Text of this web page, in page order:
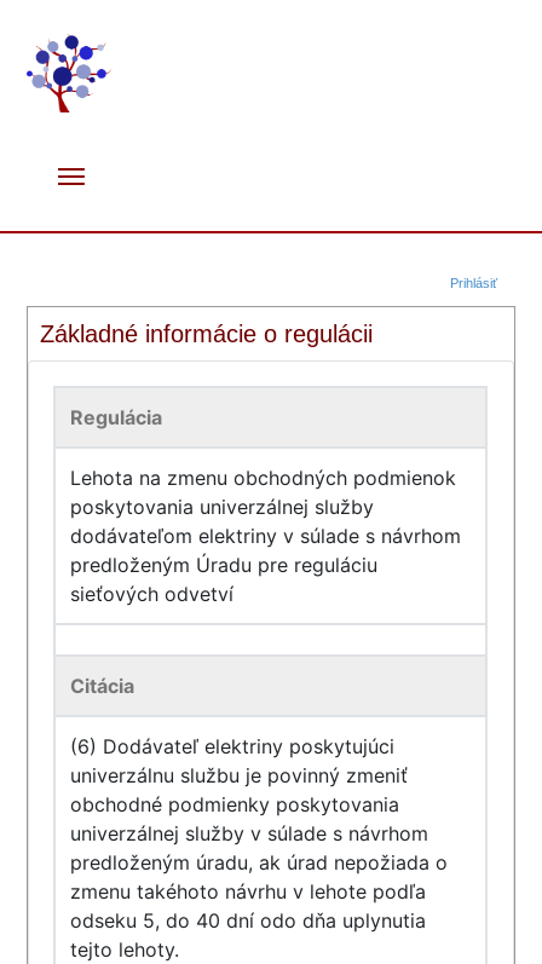
Prihlásiť
Základné informácie o regulácii
Regulácia
Lehota na zmenu obchodných podmienok
poskytovania univerzálnej služby
dodávateľom elektriny v súlade s návrhom
predloženým Úradu pre reguláciu
sieťových odvetví
Citácia
(6) Dodávateľ elektriny poskytujúci
univerzálnu službu je povinný zmeniť
obchodné podmienky poskytovania
univerzálnej služby v súlade s návrhom
predloženým úradu, ak úrad nepožiada o
zmenu takéhoto návrhu v lehote podľa
odseku 5, do 40 dní odo dňa uplynutia
tejto lehoty.